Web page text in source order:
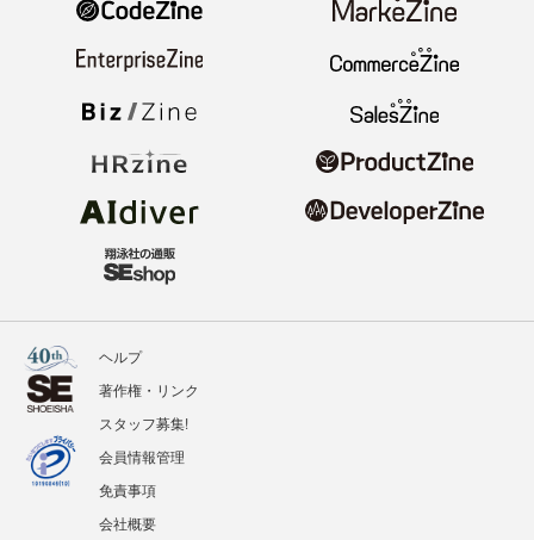
ヘルプ
著作権・リンク
スタッフ募集!
会員情報管理
免責事項
会社概要